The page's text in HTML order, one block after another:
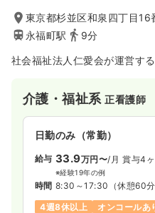
東京都杉並区和泉四丁目16
永福町駅
9分
社会福祉法人仁愛会が運営す
介護・福祉系正看護師
日勤のみ（常勤）
給与 33.9万円〜/月 賞与4
※経験19年の例
時間 8:30～17:30 （休憩60分
4週8休以上
オンコールあ